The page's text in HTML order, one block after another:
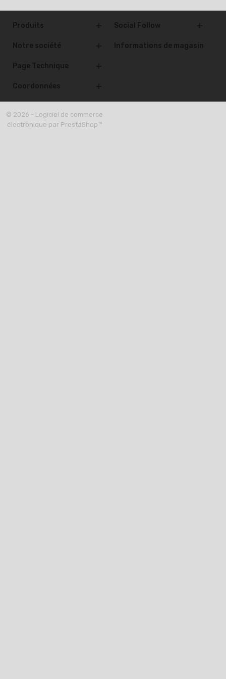
Produits
Notre société
Page Technique
Coordonnées
Social Follow
Informations de magasin
© 2026 - Logiciel de commerce
électronique par PrestaShop™